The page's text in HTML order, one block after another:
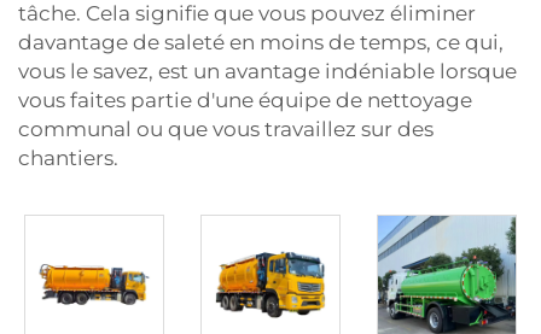
tâche. Cela signifie que vous pouvez éliminer
davantage de saleté en moins de temps, ce qui,
vous le savez, est un avantage indéniable lorsque
vous faites partie d'une équipe de nettoyage
communal ou que vous travaillez sur des
chantiers.